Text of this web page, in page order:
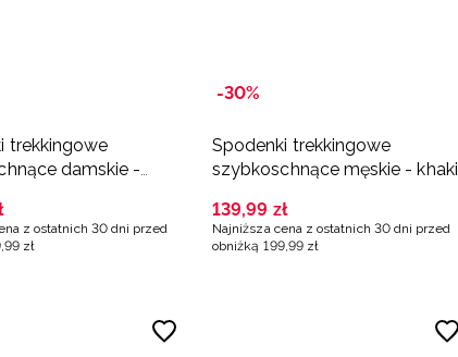
trekkingowe
damskie -
z ostatnich 30 dni przed
,99 zł
-30%
Spodenki trekkingowe
szybkoschnące męskie - khaki
139,99 zł
Najniższa cena z ostatnich 30 dni przed
obniżką 199,99 zł